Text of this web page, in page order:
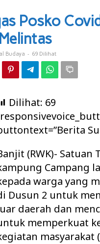
Lapan
Warga
Melintas
Posko
Budaya - 69 Dilihat
Dilihat: 69
(RWK)- Satuan
Campang
warga yang
Dusun 2 untuk
daerah dan
memperkuat
masyarakat